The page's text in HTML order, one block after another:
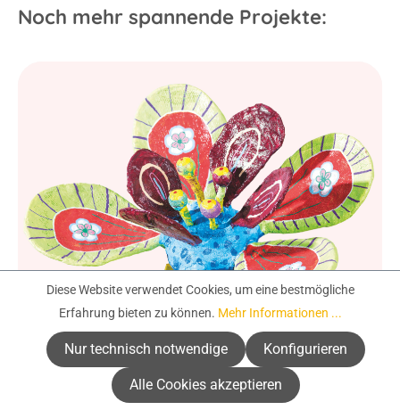
Noch mehr spannende Projekte:
Diese Website verwendet Cookies, um eine bestmögliche
Erfahrung bieten zu können. Mehr Informationen ...
Nur technisch notwendige Konfigurieren
Alle Cookies akzeptieren